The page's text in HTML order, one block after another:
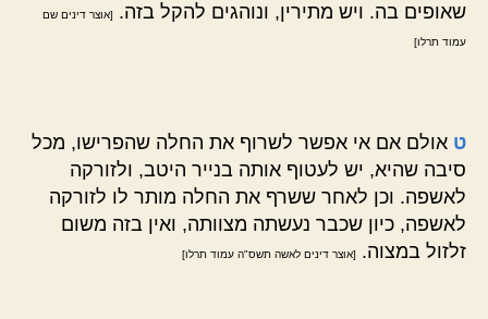
שאופים בה. ויש מתירין, ונוהגים להקל בזה.
[אוצר דינים שם
עמוד תרלו]
ט אולם אם אי אפשר לשרוף את החלה שהפרישו, מכל
סיבה שהיא, יש לעטוף אותה בנייר היטב, ולזורקה
לאשפה. וכן לאחר ששרף את החלה מותר לו לזורקה
לאשפה, כיון שכבר נעשתה מצוותה, ואין בזה משום
זלזול במצוה.
[אוצר דינים לאשה תשס"ה עמוד תרלו]